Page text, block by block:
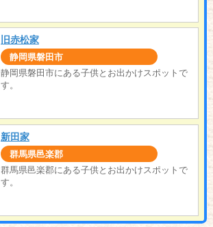
旧赤松家
静岡県磐田市
静岡県磐田市にある子供とお出かけスポットで
す。
新田家
群馬県邑楽郡
群馬県邑楽郡にある子供とお出かけスポットで
す。